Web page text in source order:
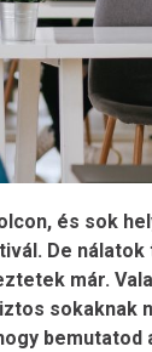
és sok
De
már.
sokaknak
bemutatod